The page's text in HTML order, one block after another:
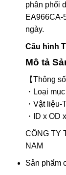
phân phối
EA966CA-
ngày.
Cấu hình
Mô tả
【Thông
・Loại
・Vật
・ID x
CÔNG TY
NAM
Sản phẩm